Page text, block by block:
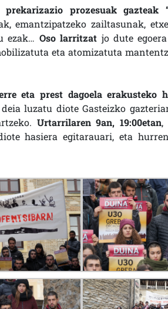
prekarizazio prozesuak gazteak
emantzipatzeko zailtasunak,
ezak… Oso larritzat jo dute
eta atomizatuta
eta prest dagoela erakusteko
luzatu diote Gasteizko
Urtarrilaren 9an, 19:00etan,
hasiera egitarauari, eta